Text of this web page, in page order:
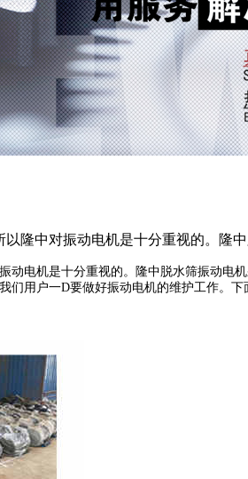
隆中对振动电机是十分重视的。隆
电机是十分重视的。隆中脱水筛振动
用户一D要做好振动电机的维护工作。